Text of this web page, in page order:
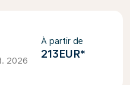
2026
À partir de
213EUR*